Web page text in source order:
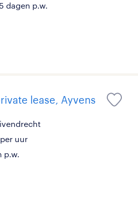
dagen p.w.
lease, Ayvens
uur
p.w.